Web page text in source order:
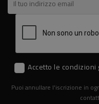
Accetto le
Puoi annullare l'iscrizione in